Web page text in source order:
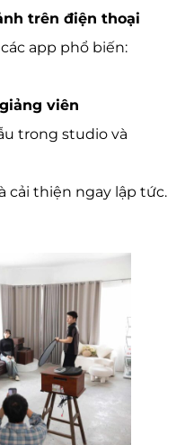
trên điện thoại
app phổ biến:
viên
trong studio và
cải thiện ngay lập tức.